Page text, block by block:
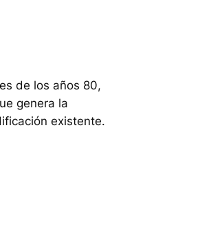
de los años 80,
genera la
existente.